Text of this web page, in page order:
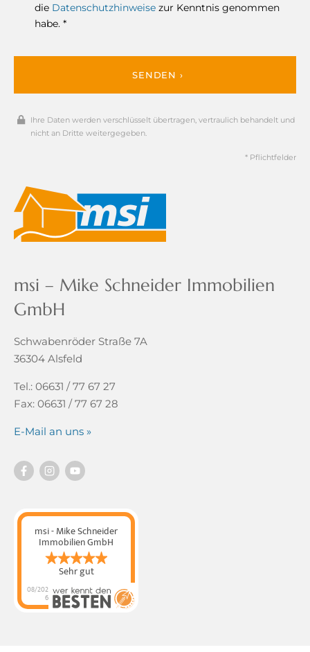
die Datenschutzhinweise zur Kenntnis genommen
habe. *
SENDEN ›
Ihre Daten werden verschlüsselt übertragen, vertraulich behandelt und
nicht an Dritte weitergegeben.
* Pflichtfelder
msi – Mike Schneider Immobilien
GmbH
Schwabenröder Straße 7A
36304 Alsfeld
Tel.: 06631 / 77 67 27
Fax: 06631 / 77 67 28
E-Mail an uns »
msi - Mike Schneider
Immobilien GmbH
Sehr gut
08/202
6 msi - Mike Schneider
Immobilien GmbHhat